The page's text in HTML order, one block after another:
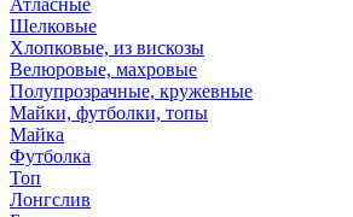
Шелковые
Хлопковые, из вискозы
Велюровые, махровые
Полупрозрачные, кружевные
Майки, футболки, топы
Майка
Футболка
Топ
Лонгслив